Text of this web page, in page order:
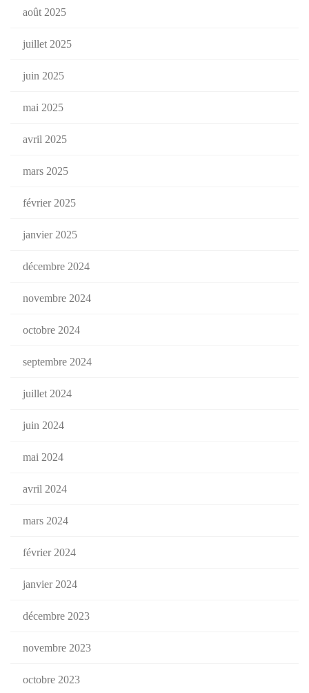
août 2025
juillet 2025
juin 2025
mai 2025
avril 2025
mars 2025
février 2025
janvier 2025
décembre 2024
novembre 2024
octobre 2024
septembre 2024
juillet 2024
juin 2024
mai 2024
avril 2024
mars 2024
février 2024
janvier 2024
décembre 2023
novembre 2023
octobre 2023